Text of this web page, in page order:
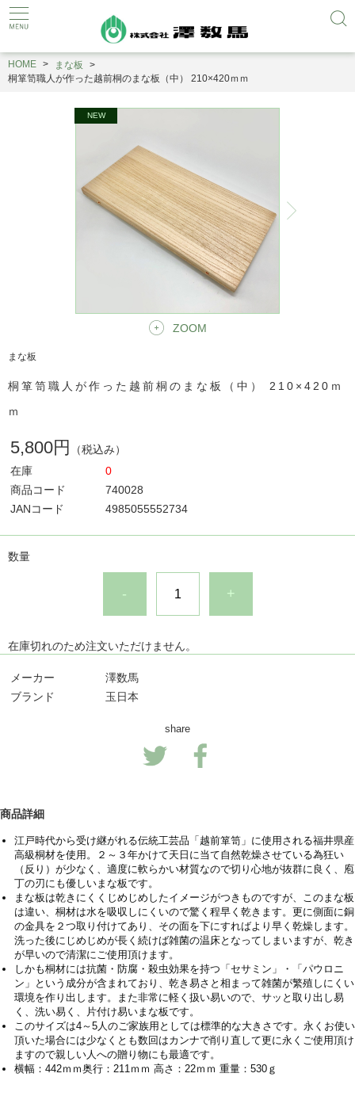
HOME
まな板
桐箪笥職人が作った越前桐のまな板（中） 210×420ｍｍ
ZOOM
まな板
桐箪笥職人が作った越前桐のまな板（中） 210×420ｍ
ｍ
5,800円
（税込み）
在庫
0
商品コード
740028
JANコード
4985055552734
数量
- +
在庫切れのため注文いただけません。
メーカー
澤数馬
ブランド
玉日本
share
商品詳細
江戸時代から受け継がれる伝統工芸品「越前箪笥」に使用される福井県産
高級桐材を使用。２～３年かけて天日に当て自然乾燥させている為狂い
（反り）が少なく、適度に軟らかい材質なので切り心地が抜群に良く、庖
丁の刃にも優しいまな板です。
まな板は乾きにくくじめじめしたイメージがつきものですが、このまな板
は違い、桐材は水を吸収しにくいので驚く程早く乾きます。更に側面に銅
の金具を２つ取り付けてあり、その面を下にすればより早く乾燥します。
洗った後にじめじめが長く続けば雑菌の温床となってしまいますが、乾き
が早いので清潔にご使用頂けます。
しかも桐材には抗菌・防腐・殺虫効果を持つ「セサミン」・「パウロニ
ン」という成分が含まれており、乾き易さと相まって雑菌が繁殖しにくい
環境を作り出します。また非常に軽く扱い易いので、サッと取り出し易
く、洗い易く、片付け易いまな板です。
このサイズは4～5人のご家族用としては標準的な大きさです。永くお使い
頂いた場合には少なくとも数回はカンナで削り直して更に永くご使用頂け
ますので親しい人への贈り物にも最適です。
横幅：442ｍｍ奥行：211ｍｍ 高さ：22ｍｍ 重量：530ｇ